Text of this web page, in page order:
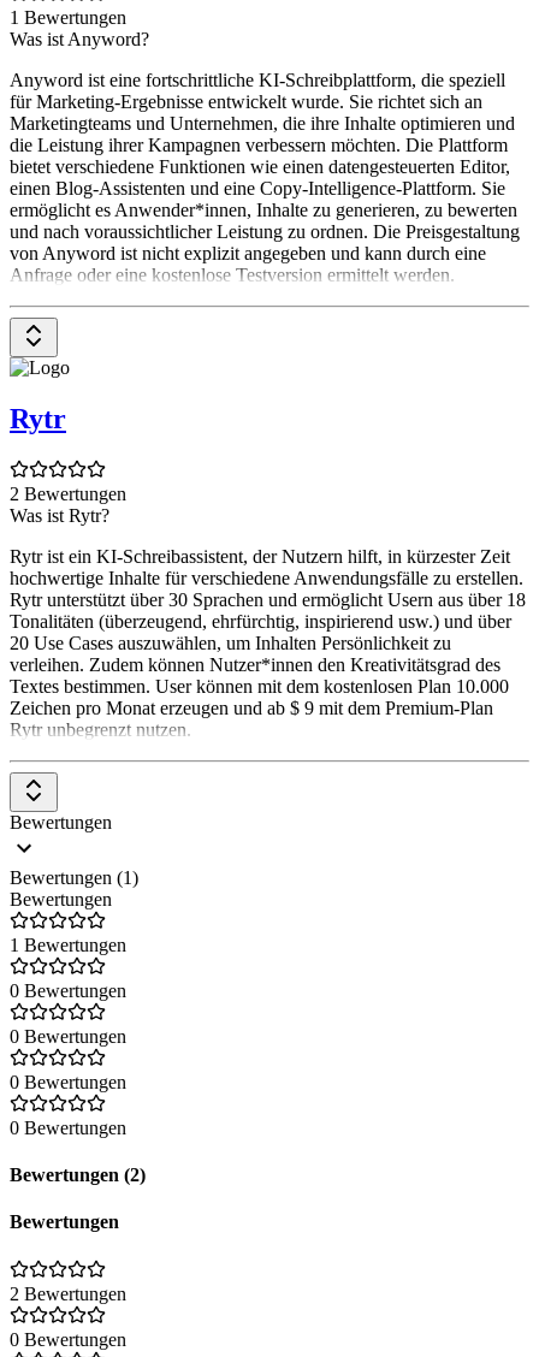
1 Bewertungen
Was ist Anyword?
Anyword ist eine fortschrittliche KI-Schreibplattform, die speziell
für Marketing-Ergebnisse entwickelt wurde. Sie richtet sich an
Marketingteams und Unternehmen, die ihre Inhalte optimieren und
die Leistung ihrer Kampagnen verbessern möchten. Die Plattform
bietet verschiedene Funktionen wie einen datengesteuerten Editor,
einen Blog-Assistenten und eine Copy-Intelligence-Plattform. Sie
ermöglicht es Anwender*innen, Inhalte zu generieren, zu bewerten
und nach voraussichtlicher Leistung zu ordnen. Die Preisgestaltung
von Anyword ist nicht explizit angegeben und kann durch eine
Anfrage oder eine kostenlose Testversion ermittelt werden.
Rytr
2 Bewertungen
Was ist Rytr?
Rytr ist ein KI-Schreibassistent, der Nutzern hilft, in kürzester Zeit
hochwertige Inhalte für verschiedene Anwendungsfälle zu erstellen.
Rytr unterstützt über 30 Sprachen und ermöglicht Usern aus über 18
Tonalitäten (überzeugend, ehrfürchtig, inspirierend usw.) und über
20 Use Cases auszuwählen, um Inhalten Persönlichkeit zu
verleihen. Zudem können Nutzer*innen den Kreativitätsgrad des
Textes bestimmen. User können mit dem kostenlosen Plan 10.000
Zeichen pro Monat erzeugen und ab $ 9 mit dem Premium-Plan
Rytr unbegrenzt nutzen.
Bewertungen
Bewertungen (1)
Bewertungen
1 Bewertungen
0 Bewertungen
0 Bewertungen
0 Bewertungen
0 Bewertungen
Bewertungen (2)
Bewertungen
2 Bewertungen
0 Bewertungen